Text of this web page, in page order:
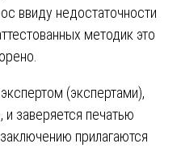
ввиду недостаточности
методик это
(экспертами),
заверяется печатью
прилагаются